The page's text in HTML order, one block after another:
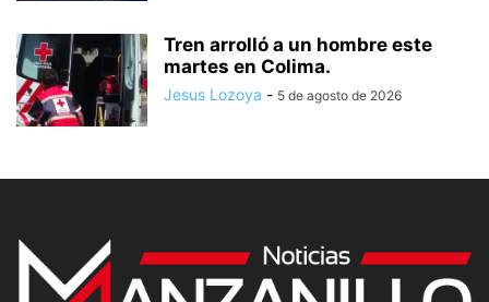
Tren arrolló a un hombre este
martes en Colima.
Jesus Lozoya - 5 de agosto de 2026